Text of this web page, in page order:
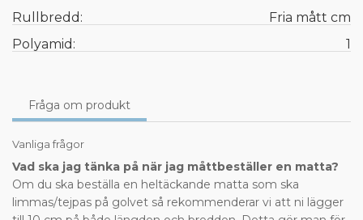
Rullbredd:
Fria mått cm
Polyamid:
1
Fråga om produkt
Vanliga frågor
Vad ska jag tänka på när jag måttbeställer en matta?
Om du ska beställa en heltäckande matta som ska
limmas/tejpas på golvet så rekommenderar vi att ni lägger